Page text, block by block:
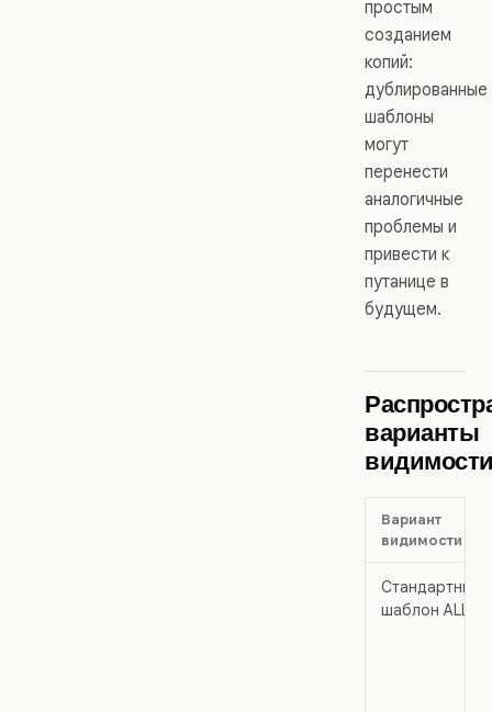
простым
созданием
копий:
дублированные
шаблоны
могут
перенести
аналогичные
проблемы и
привести к
путанице в
будущем.
варианты
Вариант
видимости
Стандартный
шаблон ALLO